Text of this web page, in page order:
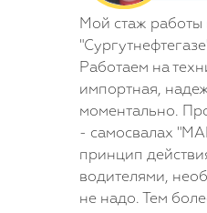
Мой стаж работы
Работаем на
импортная,
моментально.
- самосвалах
принцип
водителями,
не надо. Тем